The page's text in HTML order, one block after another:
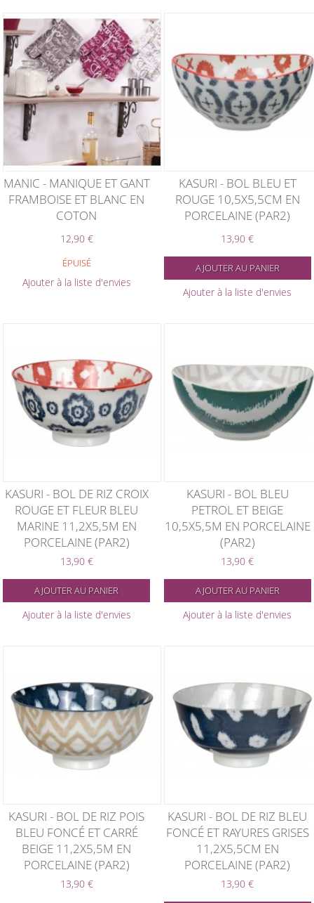
MANIC - MANIQUE ET GANT
FRAMBOISE ET BLANC EN
COTON
12,90 €
ÉPUISÉ
Ajouter à la liste d'envies
KASURI - BOL BLEU ET
ROUGE 10,5X5,5CM EN
PORCELAINE (PAR2)
13,90 €
AJOUTER AU PANIER
Ajouter à la liste d'envies
KASURI - BOL DE RIZ CROIX
ROUGE ET FLEUR BLEU
MARINE 11,2X5,5M EN
PORCELAINE (PAR2)
13,90 €
AJOUTER AU PANIER
Ajouter à la liste d'envies
KASURI - BOL BLEU
PETROL ET BEIGE
10,5X5,5M EN PORCELAINE
(PAR2)
13,90 €
AJOUTER AU PANIER
Ajouter à la liste d'envies
KASURI - BOL DE RIZ POIS
BLEU FONCÉ ET CARRÉ
BEIGE 11,2X5,5M EN
PORCELAINE (PAR2)
13,90 €
KASURI - BOL DE RIZ BLEU
FONCÉ ET RAYURES GRISES
11,2X5,5CM EN
PORCELAINE (PAR2)
13,90 €